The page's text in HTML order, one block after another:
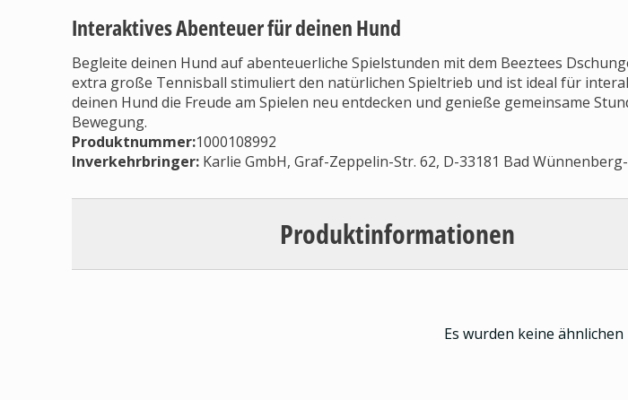
Interaktives Abenteuer für deinen Hund
Begleite deinen Hund auf abenteuerliche Spielstunden mit dem Beeztees
extra große Tennisball stimuliert den natürlichen Spieltrieb und ist ideal für
deinen Hund die Freude am Spielen neu entdecken und genieße gemeinsame
Bewegung.
Produktnummer:1000108992
Inverkehrbringer: Karlie GmbH, Graf-Zeppelin-Str. 62, D-33181 Bad
Produktinformationen
Es wurden keine